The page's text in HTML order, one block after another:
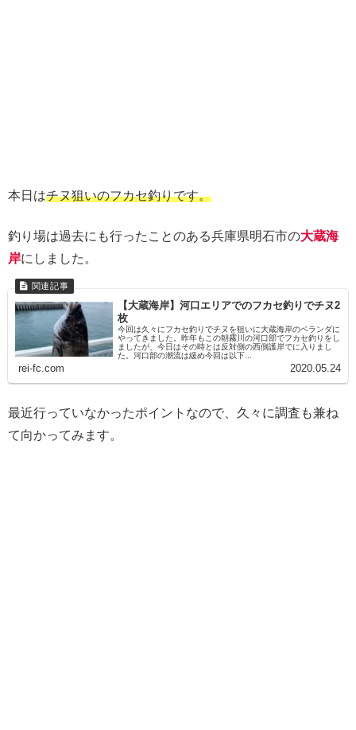
本日はチヌ狙いのフカセ釣りです。
釣り場は過去にも行ったことのある兵庫県明石市の大蔵海
岸にしました。
【大蔵海岸】河口エリアでのフカセ釣りでチヌ2
枚
今回は久々にフカセ釣りでチヌを狙いに大蔵海岸のベランダに
やってきました。昨年もこの朝霧川の河口部でフカセ釣りをし
ましたが、今日はその時とは反対側の西側護岸でに入りまし
た。河口部の潮流は緩め今回は以下...
rei-fc.com 2020.05.24
最近行っていなかったポイントなので、久々に調査も兼ね
て向かってみます。